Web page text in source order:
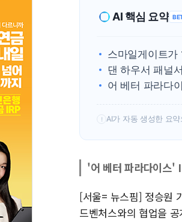
AI 핵심 요약
스마일게이트가
댄 하우서 패널
어 베터 파라다
! AI가 자동 생성한 요
'어 베터 파라다이스'
[서울= 뉴스핌] 정승원
드벤처스와의 협업을